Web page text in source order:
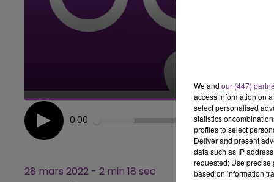
6h00 - 10h00
LA FAMILLE
0:00
28 mars 2022 - 2 min 18 sec
We and our (447)
access information on
select personalised
statistics or
profiles to select
Deliver and present
data such as IP
requested; Use precise
based on information